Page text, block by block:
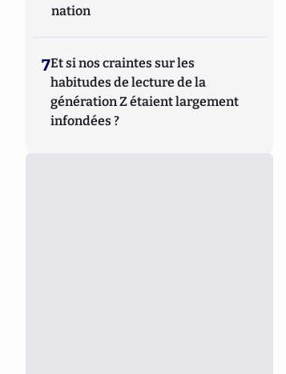
nation
7Et si nos craintes sur les
habitudes de lecture de la
génération Z étaient largement
infondées ?